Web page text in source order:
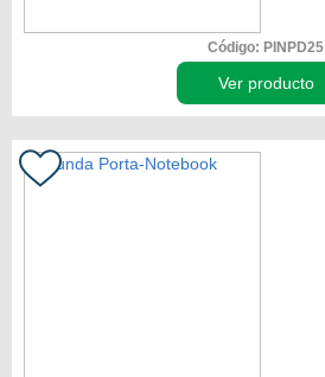
Código: PINPD25
Ver producto